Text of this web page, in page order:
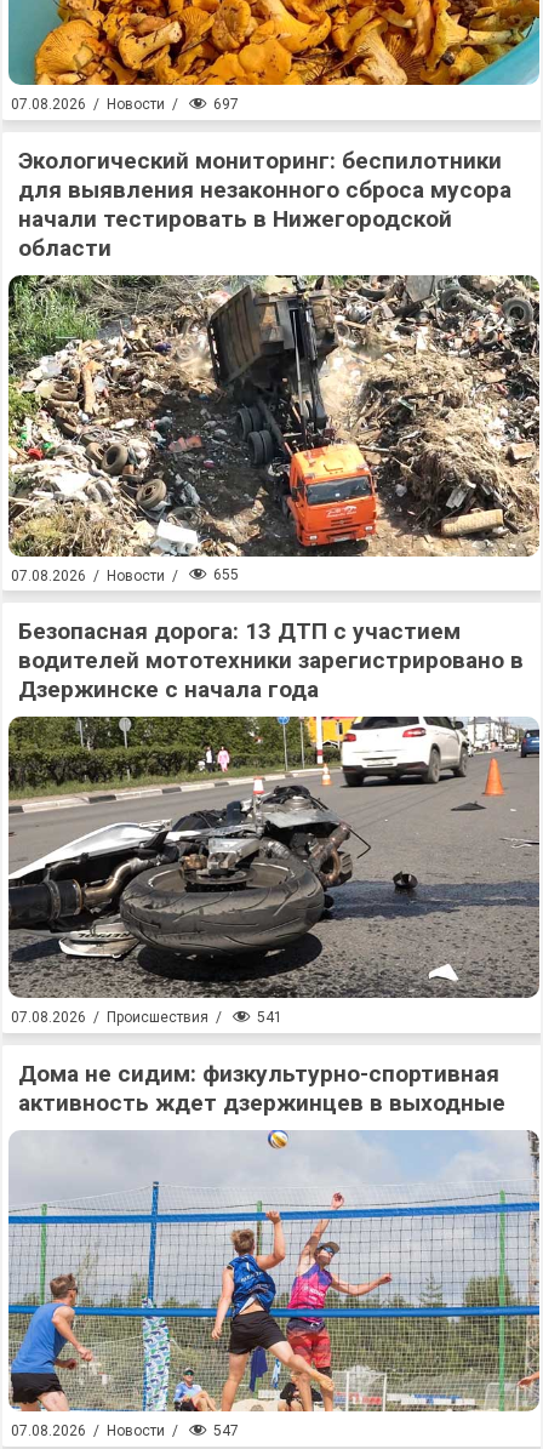
07.08.2026 / Новости / 697
Экологический мониторинг: беспилотники
для выявления незаконного сброса мусора
начали тестировать в Нижегородской
области
07.08.2026 / Новости / 655
Безопасная дорога: 13 ДТП с участием
водителей мототехники зарегистрировано в
Дзержинске с начала года
07.08.2026 / Происшествия / 541
Дома не сидим: физкультурно-спортивная
активность ждет дзержинцев в выходные
07.08.2026 / Новости / 547